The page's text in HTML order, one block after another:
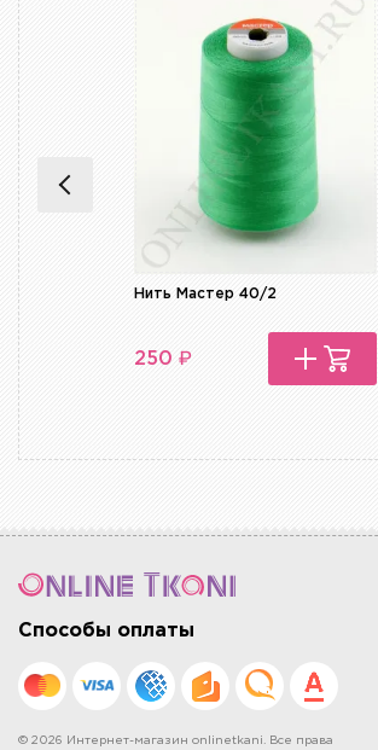
Нить Мастер 40/2
250 ₽
Способы оплаты
© 2026 Интернет-магазин onlinetkani. Все права